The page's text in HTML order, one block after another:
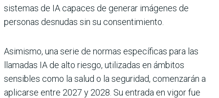
sistemas de IA capaces de generar imágenes de
personas desnudas sin su consentimiento.
Asimismo, una serie de normas específicas para las
llamadas IA de alto riesgo, utilizadas en ámbitos
sensibles como la salud o la seguridad, comenzarán a
aplicarse entre 2027 y 2028. Su entrada en vigor fue